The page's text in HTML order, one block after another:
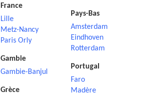
France
Lille
Metz-Nancy
Paris Orly
Gambie
Gambie-Banjul
Grèce
Pays-Bas
Amsterdam
Eindhoven
Rotterdam
Portugal
Faro
Madère